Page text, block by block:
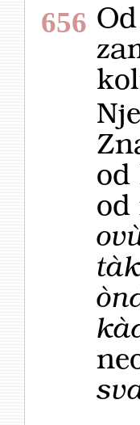
656 Od
od
od